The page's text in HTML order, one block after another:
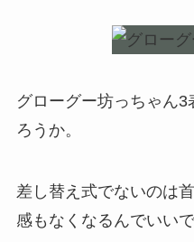
グローグー坊っちゃん
ろうか。
差し替え式でないのは
感もなくなるんでいいで